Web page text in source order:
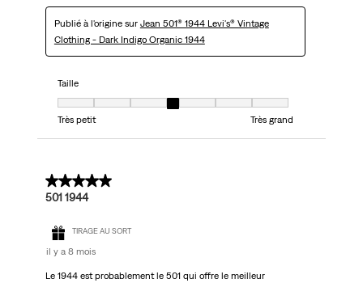
Publié à l'origine sur Jean 501® 1944 Levi's® Vintage
Clothing - Dark Indigo Organic 1944
Taille
Taille, 4 sur 7, où 1 est égal à Très petit et 7 est égal à Très grand
Très petit
Très grand
5 sur 5 étoiles.
501 1944
TIRAGE AU SORT
il y a 8 mois
Le 1944 est probablement le 501 qui offre le meilleur